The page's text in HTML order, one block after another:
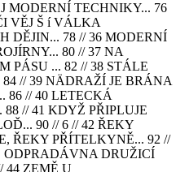
MODERNÍ TECHNIKY... 76
VĚJ Š í VÁLKA
DĚJIN... 78 // 36 MODERNÍ
80 // 37 NA
PÁSU ... 82 // 38 STÁLE
// 39 NÄDRAŽÍ JE BRÁNA
86 // 40 LETECKÁ
88 // 41 KDYŽ PŘIPLUJE
90 // 6 // 42 ŘEKY
ŘEKY PŘÍTELKYNĚ... 92 //
ODPRADÁVNA DRUŽICÍ
44 ZEMĚ U